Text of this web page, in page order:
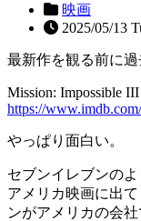
映画
2025/05/13
最新作を観る前に過
Mission: Impossible
https://
やっぱり面白い。
セブンイレブンの
アメリカ映画に出
ンがアメリカの会社